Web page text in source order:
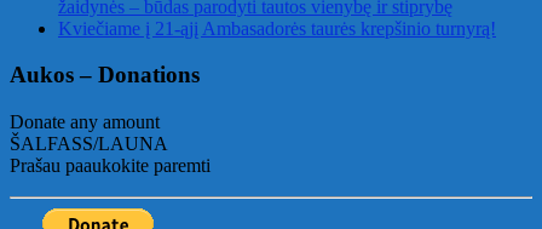
žaidynės – būdas parodyti tautos vienybę ir stiprybę
Kviečiame į 21-ąjį Ambasadorės taurės krepšinio turnyrą!
Aukos – Donations
Donate any amount
ŠALFASS/LAUNA
Prašau paaukokite paremti